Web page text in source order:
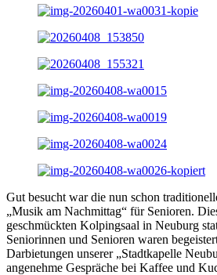
Gut besucht war die nun schon
„Musik am Nachmittag“ für Senioren.
geschmückten Kolpingsaal in Neuburg
Seniorinnen und Senioren waren
Darbietungen unserer „Stadtkapelle
angenehme Gespräche bei Kaffee und